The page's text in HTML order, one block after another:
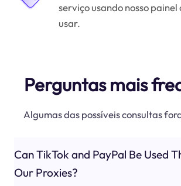
serviço usando nosso painel
usar.
Perguntas mais
Algumas das possíveis consultas
Can TikTok and PayPal Be Used
Our Proxies?